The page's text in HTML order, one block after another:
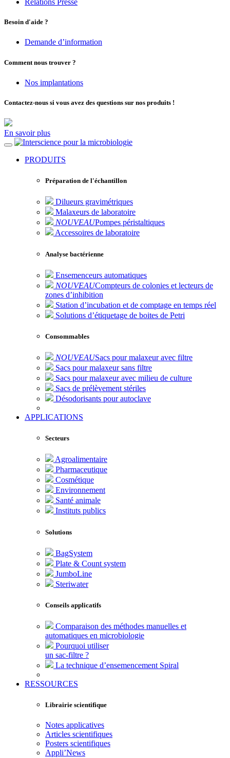
Relations Presse
Besoin d'aide ?
Demande d’information
Comment nous trouver ?
Nos implantations
Contactez-nous si vous avez des questions sur nos produits !
En savoir plus
pour la microbiologie
PRODUITS
Préparation de l'échantillon
Dilueurs gravimétriques
Malaxeurs de laboratoire
NOUVEAUPompes péristaltiques
Accessoires de laboratoire
Analyse bactérienne
Ensemenceurs automatiques
NOUVEAUCompteurs de colonies et lecteurs de
zones d’inhibition
Station d’incubation et de comptage en temps réel
Solutions d’étiquetage de boites de Petri
Consommables
NOUVEAUSacs pour malaxeur avec filtre
Sacs pour malaxeur sans filtre
Sacs pour malaxeur avec milieu de culture
Sacs de prélèvement stériles
Désodorisants pour autoclave
APPLICATIONS
Secteurs
Agroalimentaire
Pharmaceutique
Cosmétique
Environnement
Santé animale
Instituts publics
Solutions
BagSystem
Plate & Count system
JumboLine
Steriwater
Conseils applicatifs
Comparaison des méthodes manuelles et
automatiques en microbiologie
Pourquoi utiliser
un sac-filtre ?
La technique d’ensemencement Spiral
RESSOURCES
Librairie scientifique
Notes applicatives
Articles scientifiques
Posters scientifiques
Appli’News